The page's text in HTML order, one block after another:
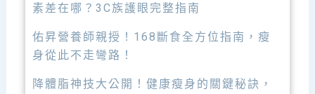
素差在哪？3C族護眼完整指南
佑昇營養師親授！168斷食全方位指南，瘦
身從此不走彎路！
降體脂神技大公開！健康瘦身的關鍵秘訣，